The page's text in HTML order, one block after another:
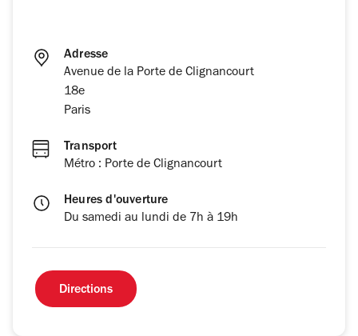
Adresse
Avenue de la Porte de Clignancourt
18e
Paris
Transport
Métro : Porte de Clignancourt
Heures d'ouverture
Du samedi au lundi de 7h à 19h
Directions